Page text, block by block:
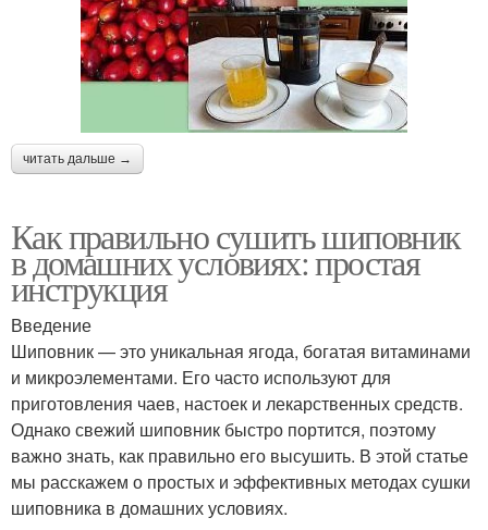
читать дальше →
Как правильно сушить шиповник
в домашних условиях: простая
инструкция
Введение
Шиповник — это уникальная ягода, богатая витаминами
и микроэлементами. Его часто используют для
приготовления чаев, настоек и лекарственных средств.
Однако свежий шиповник быстро портится, поэтому
важно знать, как правильно его высушить. В этой статье
мы расскажем о простых и эффективных методах сушки
шиповника в домашних условиях.